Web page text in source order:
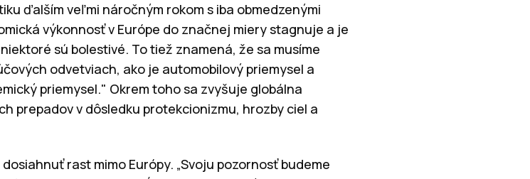
ďalším veľmi náročným rokom s iba obmedzenými
výkonnosť v Európe do značnej miery stagnuje a je
sú bolestivé. To tiež znamená, že sa musíme
odvetviach, ako je automobilový priemysel a
priemysel." Okrem toho sa zvyšuje globálna
prepadov v dôsledku protekcionizmu, hrozby ciel a
rast mimo Európy. „Svoju pozornosť budeme